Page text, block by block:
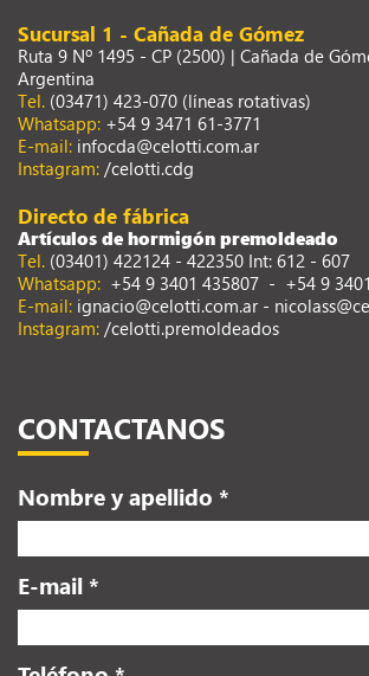
Sucursal 1 - Cañada de Gómez
Ruta 9 Nº 1495 - CP (2500) | Cañada de
Argentina
Tel. (03471) 423-070 (líneas rotativas)
Whatsapp: +54 9 3471 61-3771
E-mail: infocda@celotti.com.ar
Instagram: /celotti.cdg
Directo de fábrica
Artículos de hormigón premoldeado
Tel. (03401) 422124 - 422350 Int: 612 - 607
Whatsapp: +54 9 3401 435807 - +54 9
E-mail: ignacio@celotti.com.ar -
Instagram: /celotti.premoldeados
CONTACTANOS
Nombre y apellido *
E-mail *